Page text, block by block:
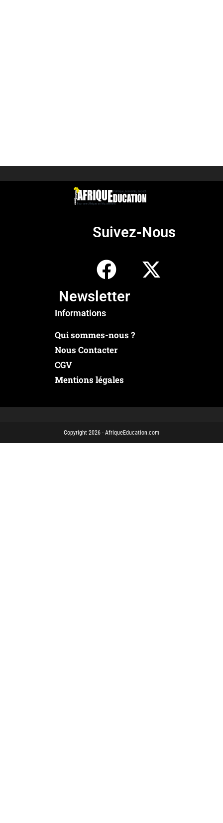
Suivez-Nous
Newsletter
Informations
Qui sommes-nous ?
Nous Contacter
CGV
Mentions légales
Copyright 2026 - AfriqueEducation.com